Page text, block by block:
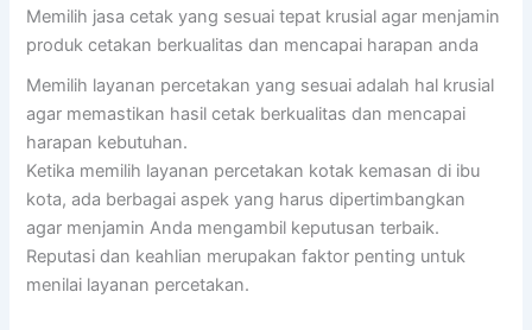
Memilih jasa cetak yang sesuai tepat krusial agar menjamin
produk cetakan berkualitas dan mencapai harapan anda
Memilih layanan percetakan yang sesuai adalah hal krusial
agar memastikan hasil cetak berkualitas dan mencapai
harapan kebutuhan.
Ketika memilih layanan percetakan kotak kemasan di ibu
kota, ada berbagai aspek yang harus dipertimbangkan
agar menjamin Anda mengambil keputusan terbaik.
Reputasi dan keahlian merupakan faktor penting untuk
menilai layanan percetakan.